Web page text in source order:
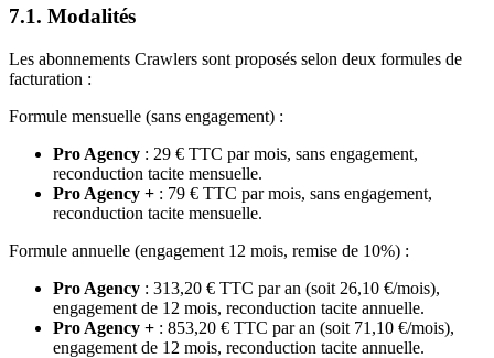
7.1. Modalités
Les abonnements Crawlers sont proposés selon deux formules de
facturation :
Formule mensuelle (sans engagement) :
Pro Agency : 29 € TTC par mois, sans engagement,
reconduction tacite mensuelle.
Pro Agency + : 79 € TTC par mois, sans engagement,
reconduction tacite mensuelle.
Formule annuelle (engagement 12 mois, remise de 10%) :
Pro Agency : 313,20 € TTC par an (soit 26,10 €/mois),
engagement de 12 mois, reconduction tacite annuelle.
Pro Agency + : 853,20 € TTC par an (soit 71,10 €/mois),
engagement de 12 mois, reconduction tacite annuelle.